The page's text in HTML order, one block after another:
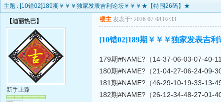
主题 : [10错02]189期￥￥￥独家发表吉利论坛￥￥￥★【特围26码】★
【迪丽热巴】
新手上路
楼主 发表于: 2026-07-08 02:33
[10错02]189期￥￥￥独家发表吉
179期#NAME?（14-37-06-03-07-40-
180期#NAME?（21-04-27-06-24-09-
181期#NAME?（46-29-10-19-33-13-
182期#NAME?（26-12-34-48-27-01-